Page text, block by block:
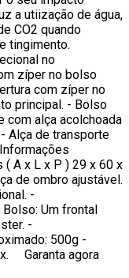
a utiização de água,
CO2 quando
tingimento.
no
zíper no bolso
com zíper no
principal. - Bolso
com alça acolchoada
Alça de transporte
A x L x P ) 29 x 60 x
de ombro ajustável.
-
Um frontal
-
500g -
Garanta agora